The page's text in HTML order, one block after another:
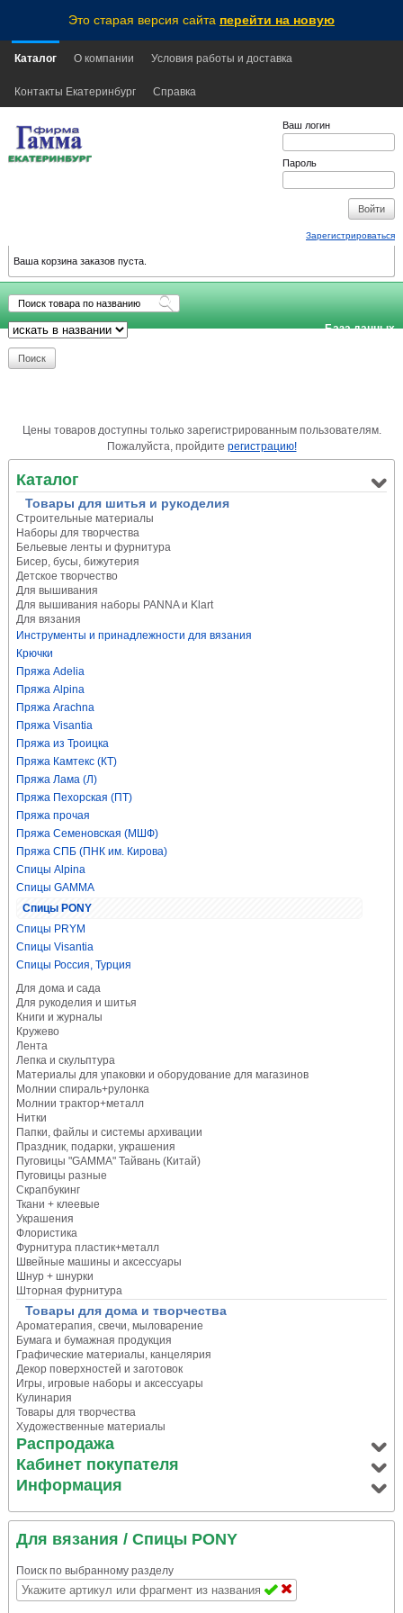
Это старая версия сайта перейти на новую
Каталог О компании Условия работы и доставка
Контакты Екатеринбург Справка
Ваш логин
Пароль
Зарегистрироваться
Ваша корзина заказов пуста.
База данных
Цены товаров доступны только зарегистрированным пользователям.
Пожалуйста, пройдите регистрацию!
Каталог
Товары для шитья и рукоделия
Строительные материалы
Наборы для творчества
Бельевые ленты и фурнитура
Бисер, бусы, бижутерия
Детское творчество
Для вышивания
Для вышивания наборы PANNA и Klart
Для вязания
Инструменты и принадлежности для вязания
Крючки
Пряжа Adelia
Пряжа Alpina
Пряжа Arachna
Пряжа Visantia
Пряжа из Троицка
Пряжа Камтекс (КТ)
Пряжа Лама (Л)
Пряжа Пехорская (ПТ)
Пряжа прочая
Пряжа Семеновская (МШФ)
Пряжа СПБ (ПНК им. Кирова)
Спицы Alpina
Спицы GAMMA
Спицы PONY
Спицы PRYM
Спицы Visantia
Спицы Россия, Турция
Для дома и сада
Для рукоделия и шитья
Книги и журналы
Кружево
Лента
Лепка и скульптура
Материалы для упаковки и оборудование для магазинов
Молнии спираль+рулонка
Молнии трактор+металл
Нитки
Папки, файлы и системы архивации
Праздник, подарки, украшения
Пуговицы "GAMMA" Тайвань (Китай)
Пуговицы разные
Скрапбукинг
Ткани + клеевые
Украшения
Флористика
Фурнитура пластик+металл
Швейные машины и аксессуары
Шнур + шнурки
Шторная фурнитура
Товары для дома и творчества
Ароматерапия, свечи, мыловарение
Бумага и бумажная продукция
Графические материалы, канцелярия
Декор поверхностей и заготовок
Игры, игровые наборы и аксессуары
Кулинария
Товары для творчества
Художественные материалы
Распродажа
Кабинет покупателя
Информация
Для вязания / Спицы PONY
Поиск по выбранному разделу